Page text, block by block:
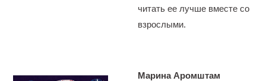
читать ее лучше вместе со
взрослыми.
Марина Аромштам